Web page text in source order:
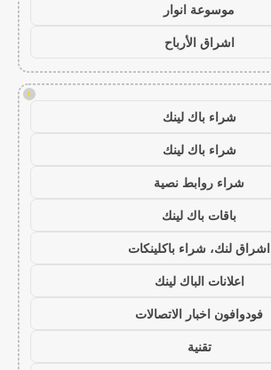
موسوعة انوار
اشراق الأرباح
!
شراء باك لينك
شراء باك لينك
شراء روابط نصية
باقات باك لينك
اشراق لنك، شراء باكلينكات
اعلانات الباك لينك
فودوافون اخبار الاتصالات
تقنية